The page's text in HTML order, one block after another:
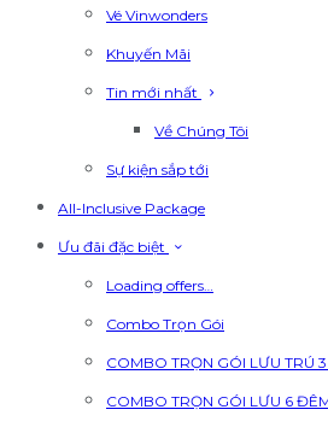
Vé Vinwonders
Khuyến Mãi
Tin mới nhất
Về Chúng Tôi
Sự kiện sắp tới
All-Inclusive Package
Ưu đãi đặc biệt
Loading offers…
Combo Trọn Gói
COMBO TRỌN GÓI LƯU TRÚ
COMBO TRỌN GÓI LƯU 6